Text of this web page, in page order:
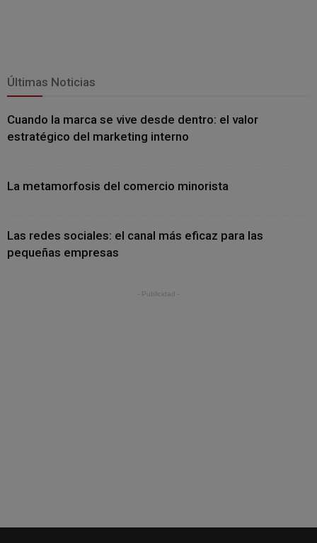
Últimas Noticias
Cuando la marca se vive desde dentro: el valor
estratégico del marketing interno
La metamorfosis del comercio minorista
Las redes sociales: el canal más eficaz para las
pequeñas empresas
- Publicidad -